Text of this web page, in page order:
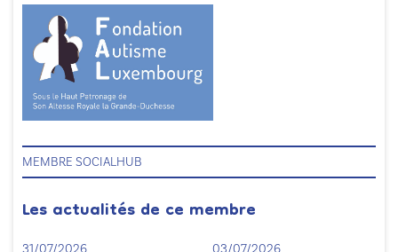
MEMBRE SOCIALHUB
Les actualités de ce membre
31/07/2026 03/07/2026